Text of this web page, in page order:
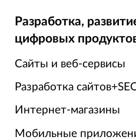
Разработка,
цифровых
Сайты и веб-сервисы
Разработка
Интернет-магазины
Мобильные